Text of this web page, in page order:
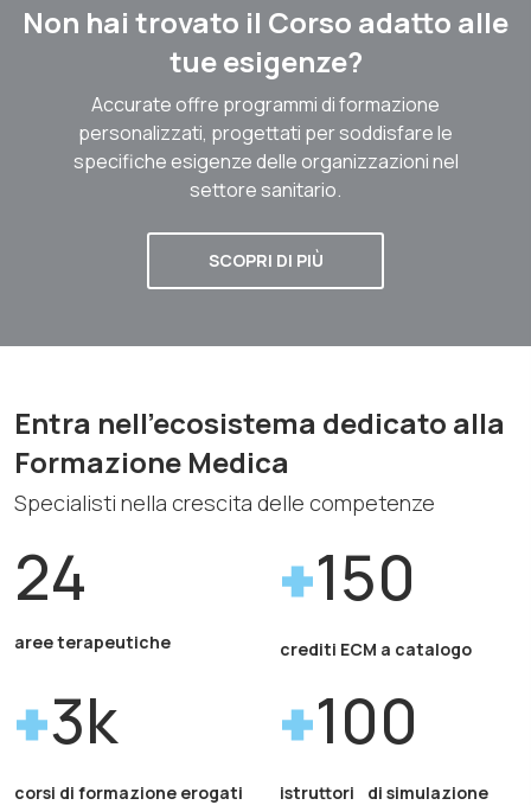
Non hai trovato il Corso adatto alle
tue esigenze?
Accurate offre programmi di formazione
personalizzati, progettati per soddisfare le
specifiche esigenze delle organizzazioni nel
settore sanitario.
SCOPRI DI PIÙ
Entra nell'ecosistema dedicato alla
Formazione Medica
Specialisti nella crescita delle competenze
24
aree terapeutiche
150
crediti ECM a catalogo
3k
corsi di formazione erogati
100
istruttori di simulazione